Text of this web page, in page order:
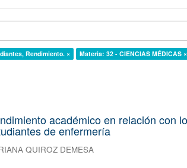
Rendimiento. × Materia: 32 - CIENCIAS MÉDICAS ×
académico en relación con
de enfermería
QUIROZ DEMESA